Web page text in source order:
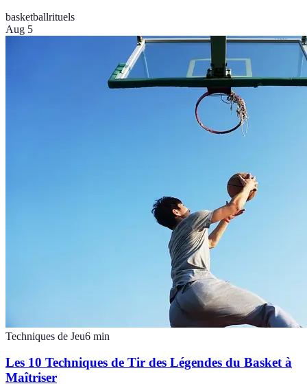
basketballrituels
Aug 5
Techniques de Jeu6 min
Les 10 Techniques de Tir des Légendes du Basket à
Maîtriser